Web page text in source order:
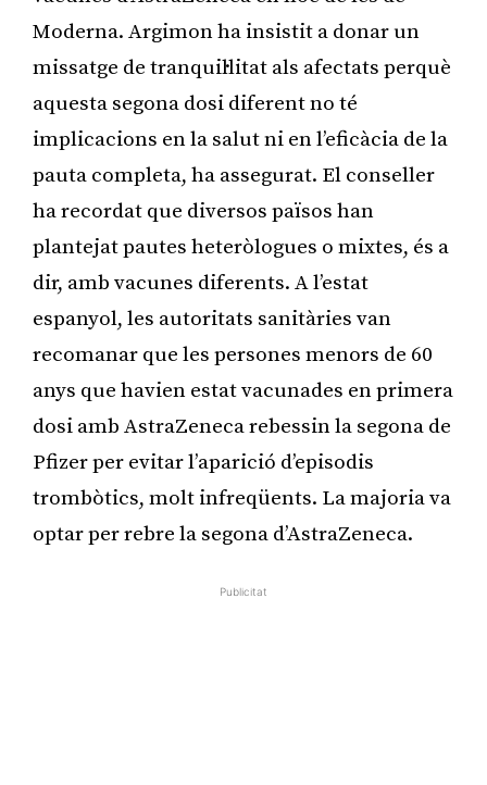
Moderna. Argimon ha insistit a donar un
missatge de tranquil·litat als afectats perquè
aquesta segona dosi diferent no té
implicacions en la salut ni en l’eficàcia de la
pauta completa, ha assegurat. El conseller
ha recordat que diversos països han
plantejat pautes heteròlogues o mixtes, és a
dir, amb vacunes diferents. A l’estat
espanyol, les autoritats sanitàries van
recomanar que les persones menors de 60
anys que havien estat vacunades en primera
dosi amb AstraZeneca rebessin la segona de
Pfizer per evitar l’aparició d’episodis
trombòtics, molt infreqüents. La majoria va
optar per rebre la segona d’AstraZeneca.
Publicitat